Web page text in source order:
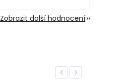
Zobrazit další hodnocení
Previous
Next